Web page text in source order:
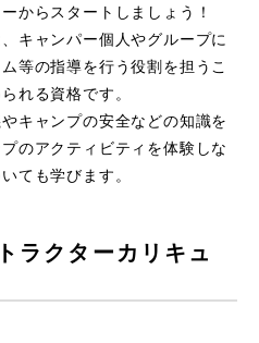
からスタートしましょう！
キャンパー個人やグループに
等の指導を行う役割を担うこ
れる資格です。
キャンプの安全などの知識を
のアクティビティを体験しな
ても学びます。
ラクターカリキュ